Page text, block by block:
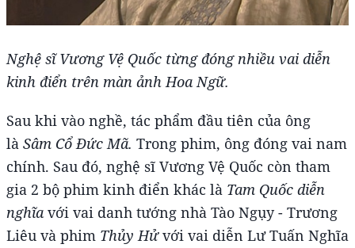
Nghệ sĩ Vương Vệ Quốc từng đóng nhiều vai diễn
kinh điển trên màn ảnh Hoa Ngữ.
Sau khi vào nghề, tác phẩm đầu tiên của ông
là Sâm Cổ Đức Mã. Trong phim, ông đóng vai nam
chính. Sau đó, nghệ sĩ Vương Vệ Quốc còn tham
gia 2 bộ phim kinh điển khác là Tam Quốc diễn
nghĩavới vai danh tướng nhà Tào Ngụy - Trương
Liêu và phim Thủy Hửvới vai diễn Lư Tuấn Nghĩa